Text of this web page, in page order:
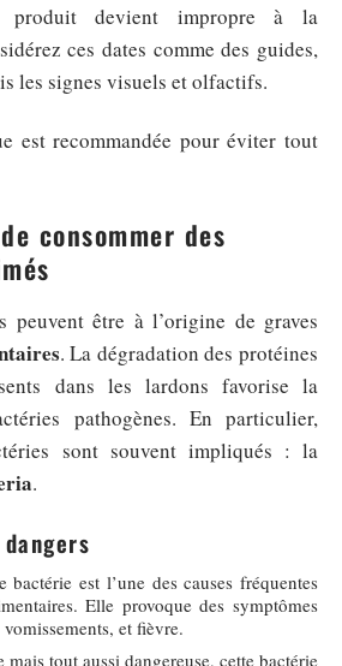
produit devient impropre à la
ces dates comme des guides,
les signes visuels et olfactifs.
est recommandée pour éviter tout
consommer des
peuvent être à l’origine de graves
. La dégradation des protéines
dans les lardons favorise la
pathogènes. En particulier,
sont souvent impliqués : la
.
bactérie est l’une des causes fréquentes
Elle provoque des symptômes
et fièvre.
mais tout aussi dangereuse, cette bactérie